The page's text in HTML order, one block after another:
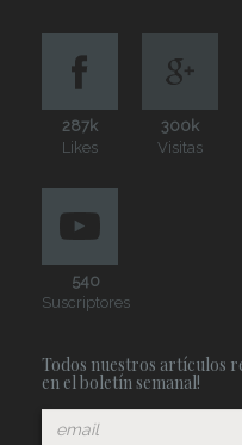
287k
Likes
300k
Visitas
540
Suscriptores
Todos nuestros artículos
en el boletín semanal!